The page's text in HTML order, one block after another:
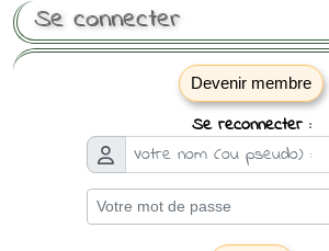
Se connecter
Devenir membre
Se reconnecter :